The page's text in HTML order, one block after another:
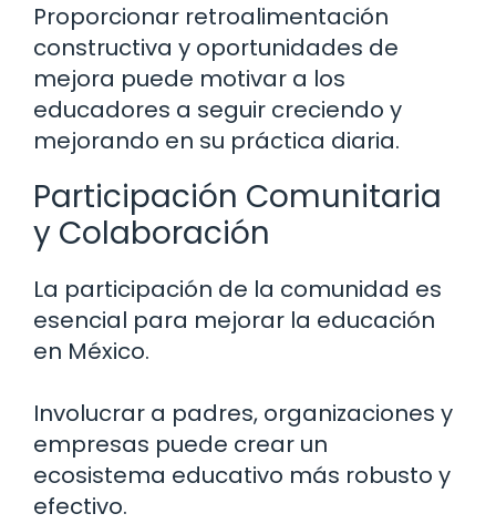
Proporcionar retroalimentación
constructiva y oportunidades de
mejora puede motivar a los
educadores a seguir creciendo y
mejorando en su práctica diaria.
Participación Comunitaria
y Colaboración
La participación de la comunidad es
esencial para mejorar la educación
en México.
Involucrar a padres, organizaciones y
empresas puede crear un
ecosistema educativo más robusto y
efectivo.